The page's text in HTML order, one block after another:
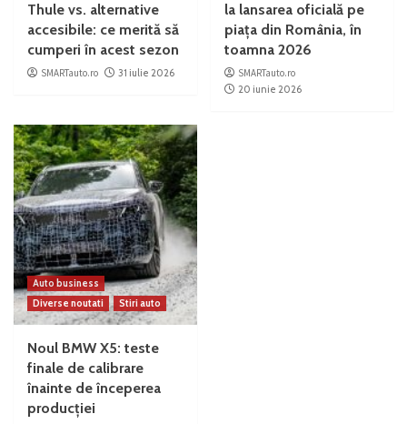
Thule vs. alternative
accesibile: ce merită să
cumperi în acest sezon
SMARTauto.ro 31 iulie 2026
la lansarea oficială pe
piața din România, în
toamna 2026
SMARTauto.ro
20 iunie 2026
Auto business
Diverse noutati
Stiri auto
Noul BMW X5: teste
finale de calibrare
înainte de începerea
producției